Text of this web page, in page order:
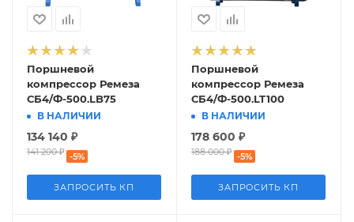
Поршневой
компрессор Ремеза
СБ4/Ф-500.LB75
В НАЛИЧИИ
134 140 ₽
141 200₽ -5%
ЗАПРОСИТЬ КП
Поршневой
компрессор Ремеза
СБ4/Ф-500.LT100
В НАЛИЧИИ
178 600 ₽
188 000₽ -5%
ЗАПРОСИТЬ КП